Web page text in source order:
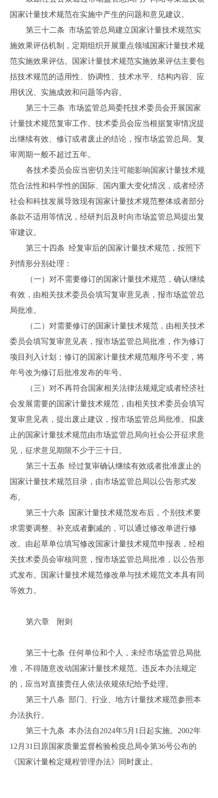
国家计量技术规范在实施中产生的问题和意见建议。
第三十二条 市场监管总局建立国家计量技术规范实
施效果评估机制，定期组织开展重点领域国家计量技术规
范实施效果评估。国家计量技术规范实施效果评估主要包
括技术规范的适用性、协调性、技术水平、结构内容、应
用状况、实施成效和问题等内容。
第三十三条 市场监管总局委托技术委员会开展国家
计量技术规范复审工作。技术委员会应当根据复审情况提
出继续有效、修订或者废止的结论，报市场监管总局。复
审周期一般不超过五年。
各技术委员会应当密切关注可能影响国家计量技术规
范合法性和科学性的国际、国内重大变化情况，或者经济
社会和科技发展导致现有国家计量技术规范整体或者部分
条款不适用等情况，经研判后及时向市场监管总局提出复
审建议。
第三十四条 经复审后的国家计量技术规范，按照下
列情形分别处理：
（一）对不需要修订的国家计量技术规范，确认继续
有效，由相关技术委员会填写复审意见表，报市场监管总
局批准。
（二）对需要修订的国家计量技术规范，由相关技术
委员会填写复审意见表，报市场监管总局批准，作为修订
项目列入计划；修订的国家计量技术规范顺序号不变，将
年号改为修订后批准发布的年号。
（三）对不再符合国家相关法律法规规定或者经济社
会发展需要的国家计量技术规范，由相关技术委员会填写
复审意见表，提出废止建议，报市场监管总局批准。拟废
止的国家计量技术规范由市场监管总局向社会公开征求意
见，征求意见期限不少于三十日。
第三十五条 经过复审确认继续有效或者批准废止的
国家计量技术规范目录，由市场监管总局以公告形式发
布。
第三十六条 国家计量技术规范发布后，个别技术要
求需要调整、补充或者删减的，可以通过修改单进行修
改。由起草单位填写修改国家计量技术规范申报表，经相
关技术委员会审核同意，报市场监管总局批准，以公告形
式发布。国家计量技术规范修改单与技术规范文本具有同
等效力。
第六章 附则
第三十七条 任何单位和个人，未经市场监管总局批
准，不得随意改动国家计量技术规范。违反本办法规定
的，应当对直接责任人依法依规依纪给予处理。
第三十八条 部门、行业、地方计量技术规范参照本
办法执行。
第三十九条 本办法自2024年5月1日起实施。2002年
12月31日原国家质量监督检验检疫总局令第36号公布的
《国家计量检定规程管理办法》同时废止。